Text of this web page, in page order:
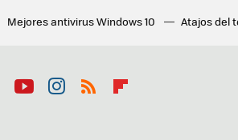
Mejores antivirus Windows 10 Atajos del